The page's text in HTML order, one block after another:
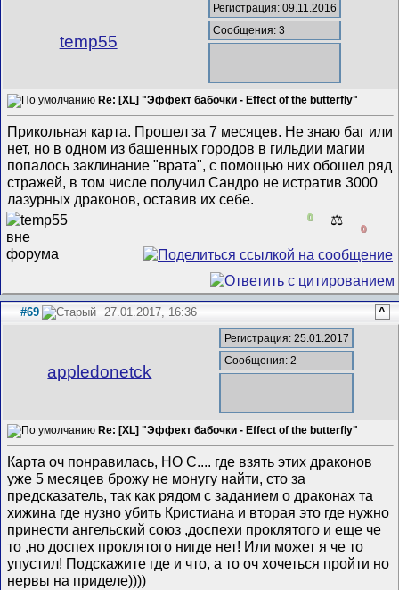
temp55
Регистрация: 09.11.2016
Сообщения: 3
Re: [XL] "Эффект бабочки - Effect of the butterfly"
Прикольная карта. Прошел за 7 месяцев. Не знаю баг или
нет, но в одном из башенных городов в гильдии магии
попалось заклинание "врата", с помощью них обошел ряд
стражей, в том числе получил Сандро не истратив 3000
лазурных драконов, оставив их себе.
0 ⚖️
0
#69 27.01.2017, 16:36 ^
appledonetck
Регистрация: 25.01.2017
Сообщения: 2
Re: [XL] "Эффект бабочки - Effect of the butterfly"
Карта оч понравилась, НО С.... где взять этих драконов
уже 5 месяцев брожу не монугу найти, сто за
предсказатель, так как рядом с заданием о драконах та
хижина где нузно убить Кристиана и вторая это где нужно
принести ангельский союз ,доспехи проклятого и еще че
то ,но доспех проклятого нигде нет! Или может я че то
упустил! Подскажите где и что, а то оч хочеться пройти но
нервы на приделе))))